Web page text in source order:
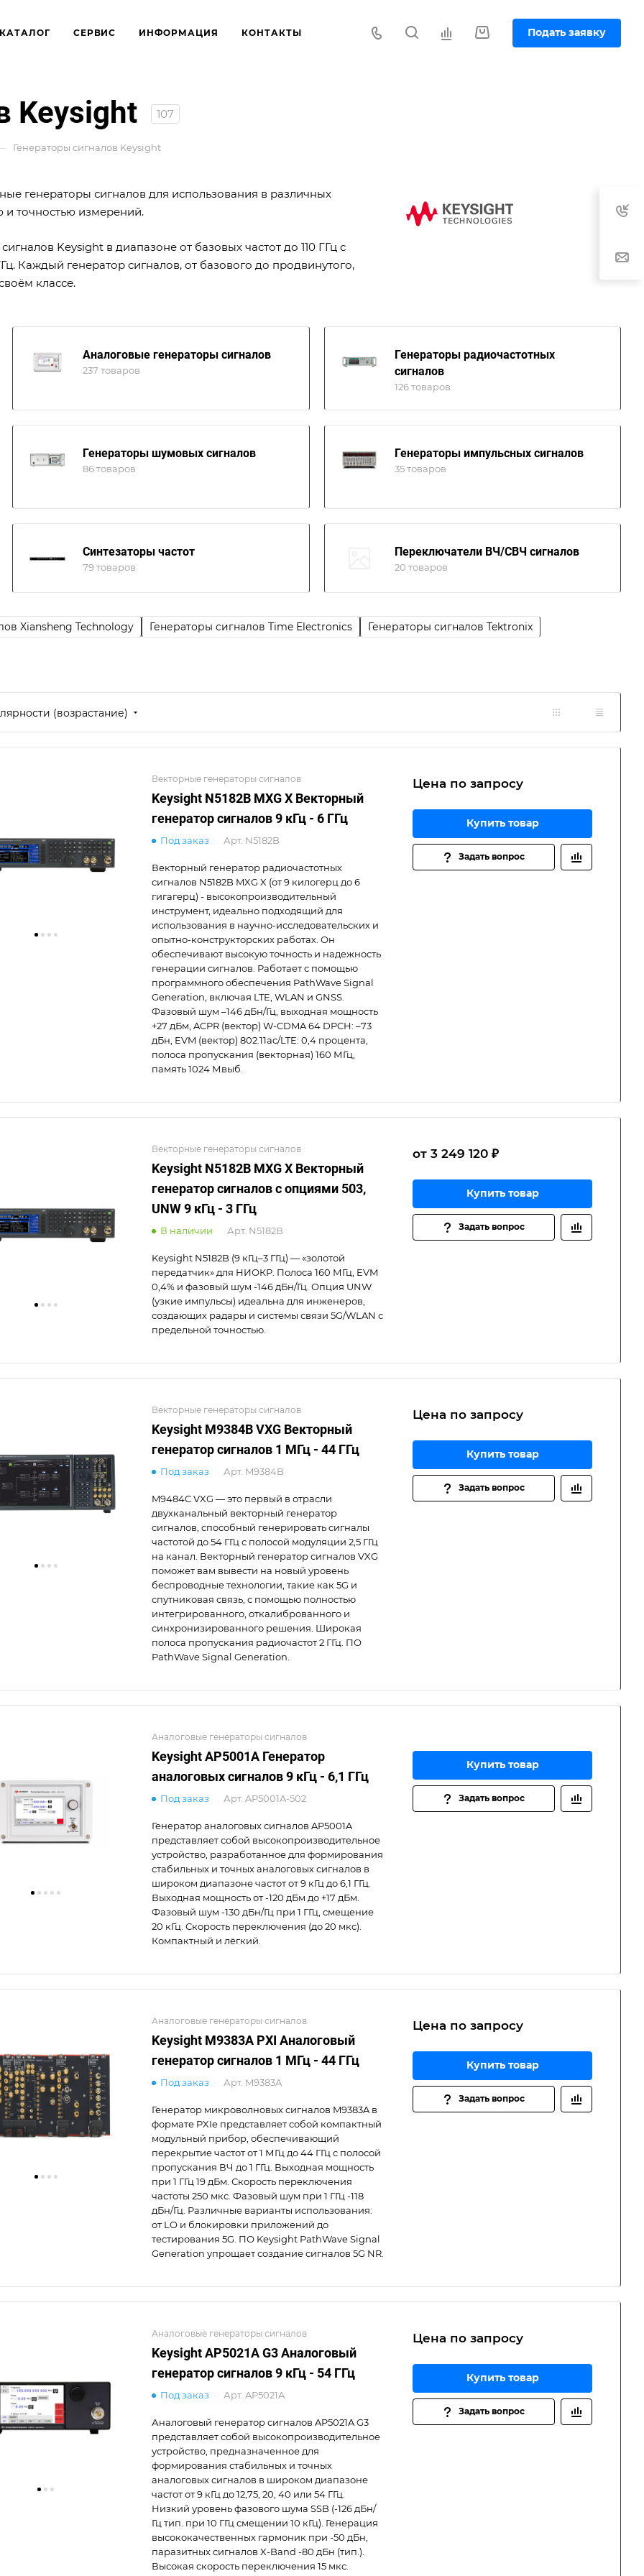
КАТАЛОГ СЕРВИС ИНФОРМАЦИЯ КОНТАКТЫ Подать заявку
Keysight 107
Генераторы сигналов Keysight
генераторы сигналов для использования в различных
и точностью измерений.
Keysight в диапазоне от базовых частот до 110 ГГц с
Каждый генератор сигналов, от базового до продвинутого,
классе.
Аналоговые генераторы сигналов
237 товаров
Генераторы радиочастотных
сигналов
126 товаров
Генераторы шумовых сигналов
86 товаров
Генераторы импульсных сигналов
35 товаров
Синтезаторы частот
79 товаров
Переключатели ВЧ/СВЧ сигналов
20 товаров
Xiansheng Technology Генераторы сигналов Time Electronics Генераторы сигналов Tektronix
(возрастание)
Векторные генераторы сигналов
Keysight N5182B MXG X Векторный
генератор сигналов 9 кГц - 6 ГГц
Под заказ Арт. N5182B
Векторный генератор радиочастотных
сигналов N5182B MXG X (от 9 килогерц до 6
гигагерц) - высокопроизводительный
инструмент, идеально подходящий для
использования в научно-исследовательских и
опытно-конструкторских работах. Он
обеспечивают высокую точность и надежность
генерации сигналов. Работает с помощью
программного обеспечения PathWave Signal
Generation, включая LTE, WLAN и GNSS.
Фазовый шум –146 дБн/Гц, выходная мощность
+27 дБм, ACPR (вектор) W-CDMA 64 DPCH: –73
дБн, EVM (вектор) 802.11ac/LTE: 0,4 процента,
полоса пропускания (векторная) 160 МГц,
память 1024 Мвыб.
Цена по запросу
Купить товар
Задать вопрос
Векторные генераторы сигналов
Keysight N5182B MXG X Векторный
генератор сигналов с опциями 503,
UNW 9 кГц - 3 ГГц
В наличии Арт. N5182B
Keysight N5182B (9 кГц–3 ГГц) — «золотой
передатчик» для НИОКР. Полоса 160 МГц, EVM
0,4% и фазовый шум -146 дБн/Гц. Опция UNW
(узкие импульсы) идеальна для инженеров,
создающих радары и системы связи 5G/WLAN с
предельной точностью.
от 3 249 120 ₽
Купить товар
Задать вопрос
Векторные генераторы сигналов
Keysight M9384B VXG Векторный
генератор сигналов 1 МГц - 44 ГГц
Под заказ Арт. M9384B
M9484C VXG — это первый в отрасли
двухканальный векторный генератор
сигналов, способный генерировать сигналы
частотой до 54 ГГц с полосой модуляции 2,5 ГГц
на канал. Векторный генератор сигналов VXG
поможет вам вывести на новый уровень
беспроводные технологии, такие как 5G и
спутниковая связь, с помощью полностью
интегрированного, откалиброванного и
синхронизированного решения. Широкая
полоса пропускания радиочастот 2 ГГц. ПО
PathWave Signal Generation.
Цена по запросу
Купить товар
Задать вопрос
Аналоговые генераторы сигналов
Keysight AP5001A Генератор
аналоговых сигналов 9 кГц - 6,1 ГГц
Под заказ Арт. AP5001A-502
Генератор аналоговых сигналов AP5001A
представляет собой высокопроизводительное
устройство, разработанное для формирования
стабильных и точных аналоговых сигналов в
широком диапазоне частот от 9 кГц до 6,1 ГГц.
Выходная мощность от -120 дБм до +17 дБм.
Фазовый шум -130 дБн/Гц при 1 ГГц, смещение
20 кГц. Скорость переключения (до 20 мкс).
Компактный и лёгкий.
Купить товар
Задать вопрос
Аналоговые генераторы сигналов
Keysight M9383A PXI Аналоговый
генератор сигналов 1 МГц - 44 ГГц
Под заказ Арт. M9383A
Генератор микроволновых сигналов M9383A в
формате PXIe представляет собой компактный
модульный прибор, обеспечивающий
перекрытие частот от 1 МГц до 44 ГГц с полосой
пропускания ВЧ до 1 ГГц. Выходная мощность
при 1 ГГц 19 дБм. Скорость переключения
частоты 250 мкс. Фазовый шум при 1 ГГц -118
дБн/Гц. Различные варианты использования:
от LO и блокировки приложений до
тестирования 5G. ПО Keysight PathWave Signal
Generation упрощает создание сигналов 5G NR.
Цена по запросу
Купить товар
Задать вопрос
Аналоговые генераторы сигналов
Keysight AP5021A G3 Аналоговый
генератор сигналов 9 кГц - 54 ГГц
Под заказ Арт. AP5021A
Аналоговый генератор сигналов AP5021A G3
представляет собой высокопроизводительное
устройство, предназначенное для
формирования стабильных и точных
аналоговых сигналов в широком диапазоне
частот от 9 кГц до 12,75, 20, 40 или 54 ГГц.
Низкий уровень фазового шума SSB (-126 дБн/
Гц тип. при 10 ГГц смещении 10 кГц). Генерация
высококачественных гармоник при -50 дБн,
паразитных сигналов X-Band -80 дБн (тип.).
Высокая скорость переключения 15 мкс.
Цена по запросу
Купить товар
Задать вопрос